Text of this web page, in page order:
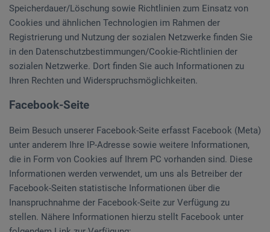
Speicherdauer/Löschung sowie Richtlinien zum Einsatz von
Cookies und ähnlichen Technologien im Rahmen der
Registrierung und Nutzung der sozialen Netzwerke finden Sie
in den Datenschutzbestimmungen/Cookie-Richtlinien der
sozialen Netzwerke. Dort finden Sie auch Informationen zu
Ihren Rechten und Widerspruchsmöglichkeiten.
Facebook-Seite
Beim Besuch unserer Facebook-Seite erfasst Facebook (Meta)
unter anderem Ihre IP-Adresse sowie weitere Informationen,
die in Form von Cookies auf Ihrem PC vorhanden sind. Diese
Informationen werden verwendet, um uns als Betreiber der
Facebook-Seiten statistische Informationen über die
Inanspruchnahme der Facebook-Seite zur Verfügung zu
stellen. Nähere Informationen hierzu stellt Facebook unter